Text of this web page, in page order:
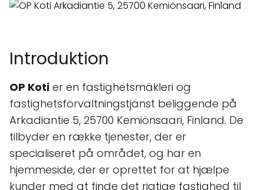
Introduktion
OP Koti er en fastighetsmäkleri og
fastighetsförvaltningstjänst beliggende på
Arkadiantie 5, 25700 Kemiönsaari, Finland. De
tilbyder en række tjenester, der er
specialiseret på området, og har en
hjemmeside, der er oprettet for at hjælpe
kunder med at finde det rigtige fastighed til